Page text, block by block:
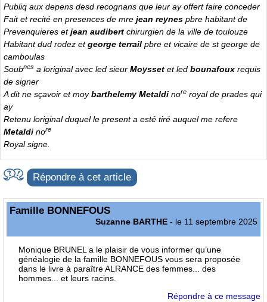
Publiq aux depens desd recognans que leur ay offert faire conceder
Fait et recité en presences de mre jean reynes pbre habitant de
Prevenquieres etjean audibert chirurgien de la ville de toulouze
Habitant dud rodez etgeorge terrail pbre et vicaire de st george de
camboulas
Soubnes a loriginal avec led sieur Moysset et led bounafoux requis
de signer
A dit ne sçavoir et moybarthelemy Metaldi nore royal de prades qui
ay
Retenu loriginal duquel le present a esté tiré auquel me refere
Metaldi nore
Royal signe.
Répondre à cet article
Famille BONNEFOUS
Suzanne BARTHE - le 11 septembre 2025
Monique BRUNEL a le plaisir de vous informer qu’une
généalogie de la famille BONNEFOUS vous sera proposée
dans le livre à paraître ALRANCE des femmes... des
hommes... et leurs racins.
Répondre à ce message